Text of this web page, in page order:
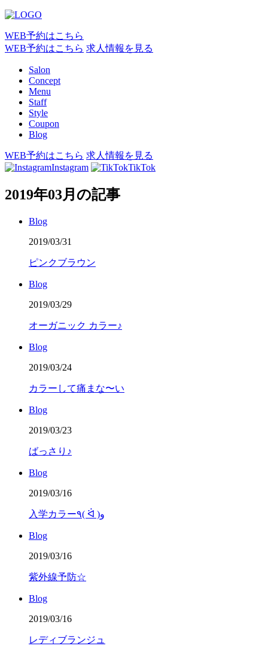
WEB予約はこちら
WEB予約はこちら 求人情報を見る
Salon
Concept
Menu
Staff
Style
Coupon
Blog
WEB予約はこちら 求人情報を見る
Instagram
TikTok
2019年03月の記事
Blog
2019/03/31
ピンクブラウン
Blog
2019/03/29
オーガニック カラー♪
Blog
2019/03/24
カラーして痛まな〜い
Blog
2019/03/23
ばっさり♪
Blog
2019/03/16
入学カラー٩( ᐛ )و
Blog
2019/03/16
紫外線予防☆
Blog
2019/03/16
レディブランジュ